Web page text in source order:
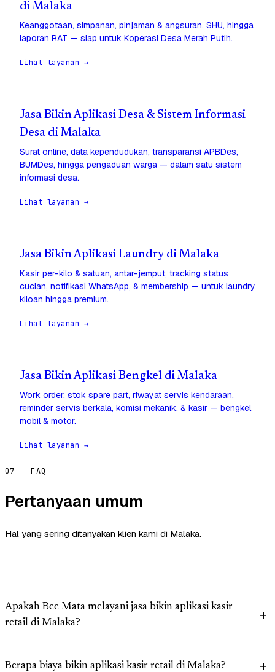
di Malaka
Keanggotaan, simpanan, pinjaman & angsuran, SHU, hingga
laporan RAT — siap untuk Koperasi Desa Merah Putih.
Lihat layanan →
Jasa Bikin Aplikasi Desa & Sistem Informasi
Desa di Malaka
Surat online, data kependudukan, transparansi APBDes,
BUMDes, hingga pengaduan warga — dalam satu sistem
informasi desa.
Lihat layanan →
Jasa Bikin Aplikasi Laundry di Malaka
Kasir per-kilo & satuan, antar-jemput, tracking status
cucian, notifikasi WhatsApp, & membership — untuk laundry
kiloan hingga premium.
Lihat layanan →
Jasa Bikin Aplikasi Bengkel di Malaka
Work order, stok spare part, riwayat servis kendaraan,
reminder servis berkala, komisi mekanik, & kasir — bengkel
mobil & motor.
Lihat layanan →
07 — FAQ
Pertanyaan umum
Hal yang sering ditanyakan klien kami di Malaka.
Apakah Bee Mata melayani jasa bikin aplikasi kasir
retail di Malaka?
Berapa biaya bikin aplikasi kasir retail di Malaka?